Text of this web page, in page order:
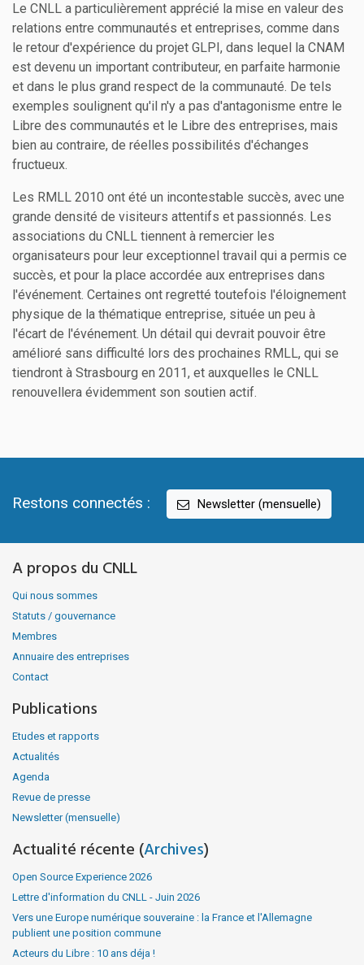
Le CNLL a particulièrement apprécié la mise en valeur des
relations entre communautés et entreprises, comme dans
le retour d'expérience du projet GLPI, dans lequel la CNAM
est devenu un important contributeur, en parfaite harmonie
et dans le plus grand respect de la communauté. De tels
exemples soulignent qu'il n'y a pas d'antagonisme entre le
Libre des communautés et le Libre des entreprises, mais
bien au contraire, de réelles possibilités d'échanges
fructueux.
Les RMLL 2010 ont été un incontestable succès, avec une
grande densité de visiteurs attentifs et passionnés. Les
associations du CNLL tiennent à remercier les
organisateurs pour leur exceptionnel travail qui a permis ce
succès, et pour la place accordée aux entreprises dans
l'événement. Certaines ont regretté toutefois l'éloignement
physique de la thématique entreprise, située un peu à
l'écart de l'événement. Un détail qui devrait pouvoir être
amélioré sans difficulté lors des prochaines RMLL, qui se
tiendront à Strasbourg en 2011, et auxquelles le CNLL
renouvellera évidemment son soutien actif.
Restons connectés : Newsletter (mensuelle)
A propos du CNLL
Qui nous sommes
Statuts / gouvernance
Membres
Annuaire des entreprises
Contact
Publications
Etudes et rapports
Actualités
Agenda
Revue de presse
Newsletter (mensuelle)
Actualité récente (Archives)
Open Source Experience 2026
Lettre d'information du CNLL - Juin 2026
Vers une Europe numérique souveraine : la France et l'Allemagne
publient une position commune
Acteurs du Libre : 10 ans déja !